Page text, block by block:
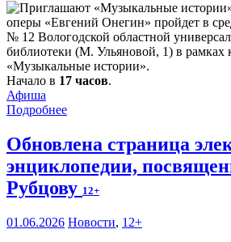
оперы «Евгений Онегин» пройдет в
№ 12 Вологодской областной
библиотеки (М. Ульяновой, 1) в рамках
«Музыкальные истории».
Начало в 17 часов.
Афиша
Подробнее
Обновлена страница
энциклопедии,
Рубцову 12+
01.06.2026 Новости, 12+